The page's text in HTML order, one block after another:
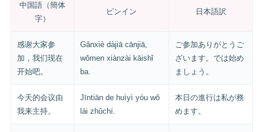
中国語（簡体
字）
ピンイン 日本語訳
感谢大家参
加，我们现在
开始吧。
Gǎnxiè dàjiā cānjiā,
wǒmen xiànzài kāishǐ
ba.
ご参加ありがとうご
ざいます。では始め
ましょう。
今天的会议由
我来主持。
Jīntiān de huìyì yóu wǒ
lái zhǔchí.
本日の進行は私が務
めます。